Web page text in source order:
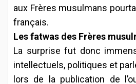
aux Frères musulmans
français.
Les fatwas des Frères
La surprise fut donc
intellectuels, politiques et
lors de la publication de